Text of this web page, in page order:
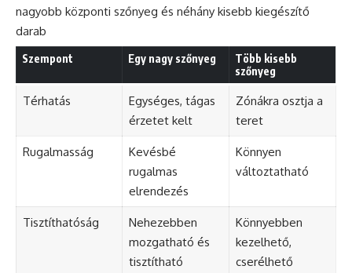
nagyobb központi szőnyeg és néhány kisebb kiegészítő
darab
Szempont Egy nagy szőnyeg
Több kisebb
szőnyeg
Térhatás
Egységes, tágas
érzetet kelt
Zónákra osztja a
teret
Rugalmasság
Kevésbé
rugalmas
elrendezés
Könnyen
változtatható
Tisztíthatóság
Nehezebben
mozgatható és
tisztítható
Könnyebben
kezelhető,
cserélhető